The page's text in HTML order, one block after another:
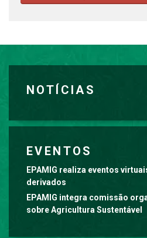
NOTÍCIAS
EVENTOS
EPAMIG realiza eventos
derivados
EPAMIG integra comissão
sobre Agricultura Sustentável